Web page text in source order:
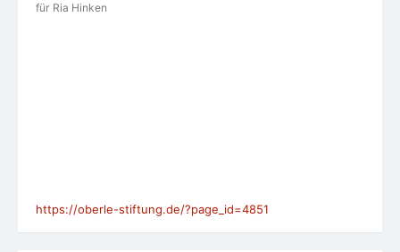
für Ria Hinken
https://oberle-stiftung.de/?page_id=4851